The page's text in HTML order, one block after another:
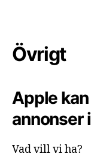
Övrigt
Apple
annonser
Vad vill vi ha?